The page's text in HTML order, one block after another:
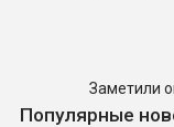
Заметили
Популярные